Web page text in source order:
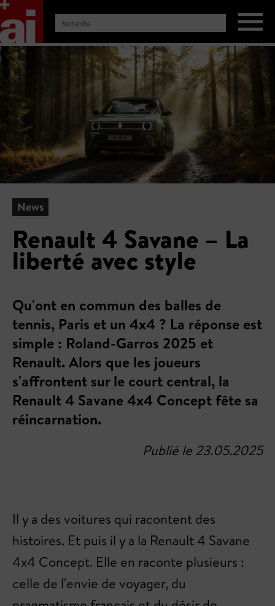
News
Renault 4 Savane – La
liberté avec style
Qu'ont en commun des balles de
tennis, Paris et un 4x4 ? La réponse est
simple : Roland-Garros 2025 et
Renault. Alors que les joueurs
s'affrontent sur le court central, la
Renault 4 Savane 4x4 Concept fête sa
réincarnation.
Publié le 23.05.2025
Il y a des voitures qui racontent des
histoires. Et puis il y a la Renault 4 Savane
4x4 Concept. Elle en raconte plusieurs :
celle de l'envie de voyager, du